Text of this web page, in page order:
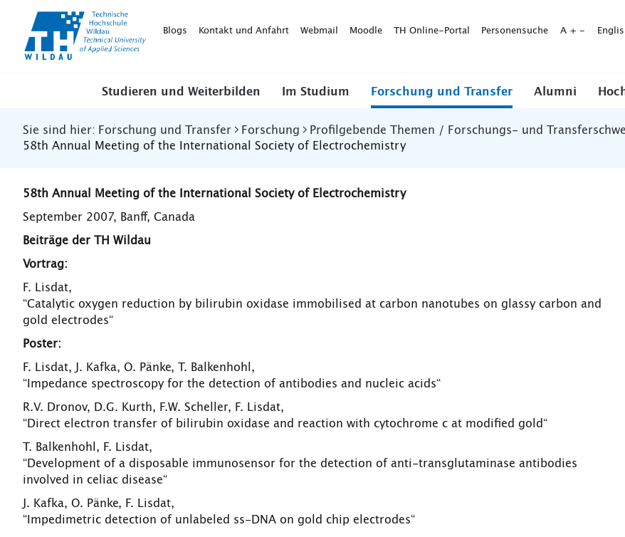
WildauBlogs Kontakt und Anfahrt Webmail Moodle TH Online-Portal Personensuche A + -
Studieren und Weiterbilden Im Studium Forschung und Transfer Alumni
Sie sind hier: Forschung und Transfer Forschung Profilgebende Themen / Forschungs- und
58th Annual Meeting of the International Society of Electrochemistry
58th Annual Meeting of the International Society of Electrochemistry
September 2007, Banff, Canada
Beiträge der TH Wildau
Vortrag:
F. Lisdat,
“Catalytic oxygen reduction by bilirubin oxidase immobilised at carbon nanotubes on glassy carbon and
gold electrodes“
Poster:
F. Lisdat, J. Kafka, O. Pänke, T. Balkenhohl,
“Impedance spectroscopy for the detection of antibodies and nucleic acids“
R.V. Dronov, D.G. Kurth, F.W. Scheller, F. Lisdat,
“Direct electron transfer of bilirubin oxidase and reaction with cytochrome c at modified gold“
T. Balkenhohl, F. Lisdat,
“Development of a disposable immunosensor for the detection of anti-transglutaminase antibodies
involved in celiac disease“
J. Kafka, O. Pänke, F. Lisdat,
“Impedimetric detection of unlabeled ss-DNA on gold chip electrodes“